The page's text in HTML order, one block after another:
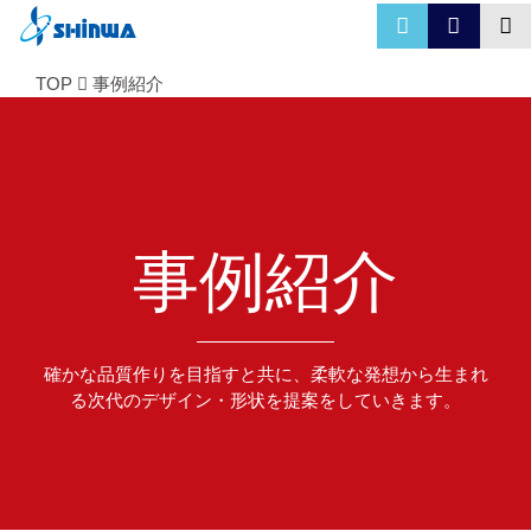
TOP 事例紹介
事例紹介
確かな品質作りを目指すと共に、柔軟な発想から生まれ
る次代のデザイン・形状を提案をしていきます。